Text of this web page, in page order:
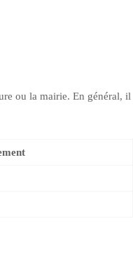
ou la mairie. En général, il